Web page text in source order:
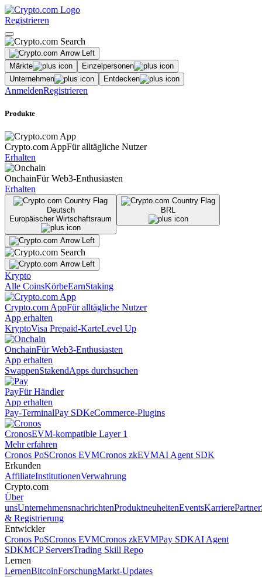
Registrieren
Märkte
Einzelpersonen
Unternehmen
Entdecken
AnmeldenRegistrieren
Produkte
Crypto.com AppFür alltägliche Nutzer
Erhalten
OnchainFür Web3-Enthusiasten
Erhalten
Deutsch
Europäischer Wirtschaftsraum
BRL
Krypto
Alle CoinsKörbeEarnStaking
Crypto.com AppFür alltägliche Nutzer
App erhalten
KryptoVisa Prepaid-KarteLevel Up
OnchainFür Web3-Enthusiasten
App erhalten
SwappenStakendApps durchsuchen
PayFür Händler
App erhalten
Pay-TerminalPay SDKeCommerce-Plugins
CronosEVM-kompatible Layer 1
Mehr erfahren
Cronos PoSCronos EVMCronos zkEVMAI Agent SDK
Erkunden
AffiliateInstitutionenVerwahrung
Crypto.com
Über
unsUnternehmensnachrichtenProduktneuheitenEventsKarrierePartner
& Registrierung
Entwickler
Cronos PoSCronos EVMCronos zkEVMPay SDKAI Agent
SDKMCP ServersTrading Skill Repo
Lernen
LernenBitcoinForschungMarkt-Updates